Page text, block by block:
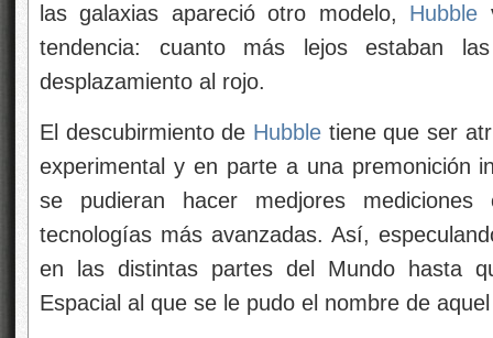
las galaxias apareció otro modelo, Hubble
tendencia: cuanto más lejos estaban
desplazamiento al rojo.
El descubirmiento de Hubble tiene que ser
experimental y en parte a una premonición
se pudieran hacer medjores
tecnologías más avanzadas. Así,
en las distintas partes del Mundo hasta
Espacial al que se le pudo el nombre de